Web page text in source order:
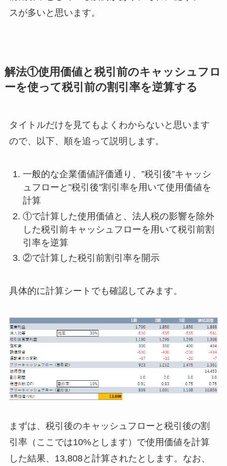
スが多いと思います。
解法①使用価値と税引前のキャッシュフロ
ーを使って税引前の割引率を逆算する
タイトルだけを見てもよくわからないと思います
ので、以下、順を追って説明します。
一般的な企業価値評価通り、”税引後”キャッシ
ュフローと”税引後”割引率を用いて使用価値を
計算
①で計算した使用価値と、法人税の影響を除外
した税引前キャッシュフローを用いて税引前割
引率を逆算
②で計算した税引前割引率を開示
具体的に計算シートでも確認してみます。
まずは、税引後のキャッシュフローと税引後の割
引率（ここでは10%とします）で使用価値を計算
した結果、13,808と計算されたとします。なお、